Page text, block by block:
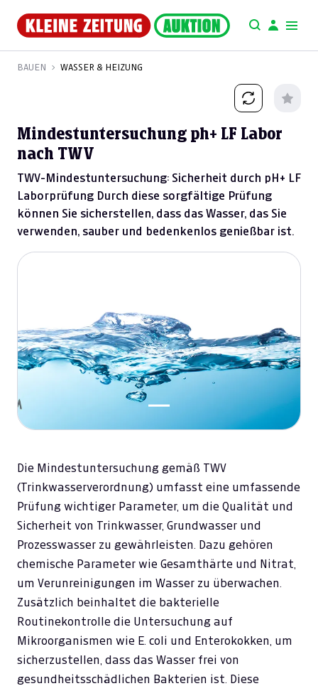
BAUEN WASSER & HEIZUNG
Mindestuntersuchung ph+ LF Labor
nach TWV
TWV-Mindestuntersuchung: Sicherheit durch pH+ LF
Laborprüfung Durch diese sorgfältige Prüfung
können Sie sicherstellen, dass das Wasser, das Sie
verwenden, sauber und bedenkenlos genießbar ist.
Die Mindestuntersuchung gemäß TWV
(Trinkwasserverordnung) umfasst eine umfassende
Prüfung wichtiger Parameter, um die Qualität und
Sicherheit von Trinkwasser, Grundwasser und
Prozesswasser zu gewährleisten. Dazu gehören
chemische Parameter wie Gesamthärte und Nitrat,
um Verunreinigungen im Wasser zu überwachen.
Zusätzlich beinhaltet die bakterielle
Routinekontrolle die Untersuchung auf
Mikroorganismen wie E. coli und Enterokokken, um
sicherzustellen, dass das Wasser frei von
gesundheitsschädlichen Bakterien ist. Diese